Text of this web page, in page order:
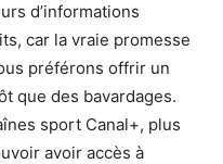
d’informations
car la vraie promesse
préférons offrir un
que des bavardages.
sport Canal+, plus
avoir accès à